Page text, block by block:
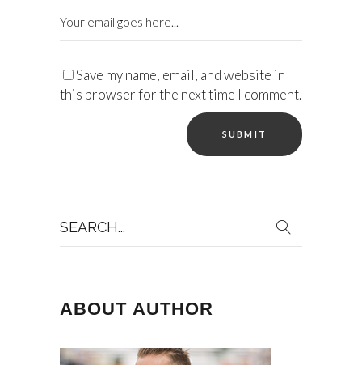
Save my name, email, and website in
this browser for the next time I comment.
for:
ABOUT AUTHOR